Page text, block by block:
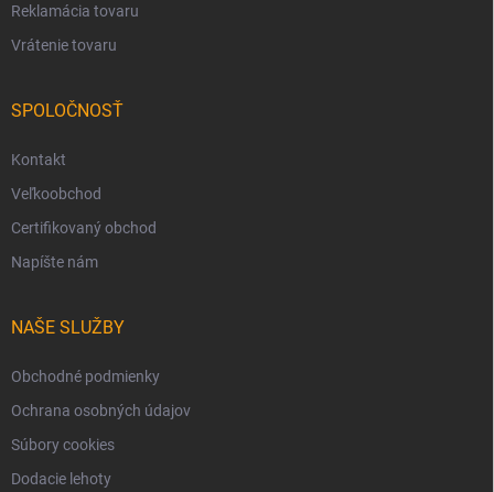
Reklamácia tovaru
Vrátenie tovaru
SPOLOČNOSŤ
Kontakt
Veľkoobchod
Certifikovaný obchod
Napíšte nám
NAŠE SLUŽBY
Obchodné podmienky
Ochrana osobných údajov
Súbory cookies
Dodacie lehoty